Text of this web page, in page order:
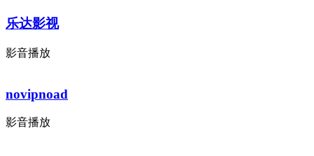
乐达影视
影音播放
novipnoad
影音播放